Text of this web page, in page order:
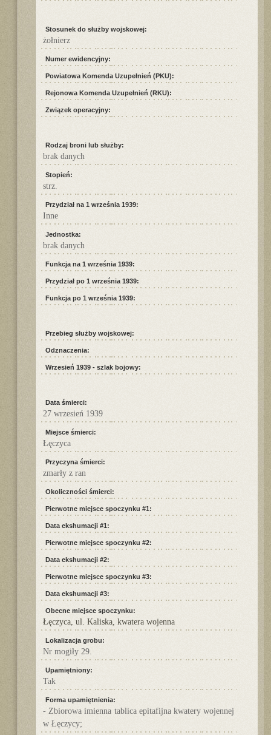
Stosunek do służby wojskowej:
żołnierz
Numer ewidencyjny:
Powiatowa Komenda Uzupełnień (PKU):
Rejonowa Komenda Uzupełnień (RKU):
Związek operacyjny:
Rodzaj broni lub służby:
brak danych
Stopień:
strz.
Przydział na 1 września 1939:
Inne
Jednostka:
brak danych
Funkcja na 1 września 1939:
Przydział po 1 września 1939:
Funkcja po 1 września 1939:
Przebieg służby wojskowej:
Odznaczenia:
Wrzesień 1939 - szlak bojowy:
Data śmierci:
27 wrzesień 1939
Miejsce śmierci:
Łęczyca
Przyczyna śmierci:
zmarły z ran
Okoliczności śmierci:
Pierwotne miejsce spoczynku #1:
Data ekshumacji #1:
Pierwotne miejsce spoczynku #2:
Data ekshumacji #2:
Pierwotne miejsce spoczynku #3:
Data ekshumacji #3:
Obecne miejsce spoczynku:
Łęczyca, ul. Kaliska, kwatera wojenna
Lokalizacja grobu:
Nr mogiły 29.
Upamiętniony:
Tak
Forma upamiętnienia:
- Zbiorowa imienna tablica epitafijna kwatery wojennej
w Łęczycy;